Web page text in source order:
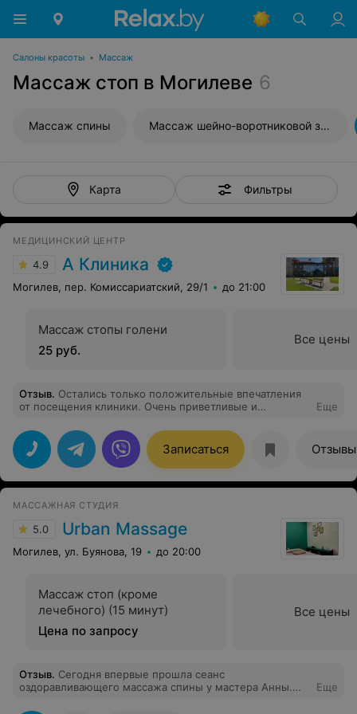
Салоны красоты • Массаж
Массаж стоп в Могилеве 6
Массаж спины Массаж шейно-воротниковой зоны
Карта Фильтры
МЕДИЦИНСКИЙ ЦЕНТР
4.9 А Клиника
Могилев, пер. Комиссариатский, 29/1 до 21:00
Массаж стопы голени
25 руб.
Все цены
Отзыв. Остались только положительные впечатления
от посещения клиники. Очень приветливые и
спасибо), квалифицированные врачи, любезный
персонал. Атмосфера как в Европе, аккуратно, все со
вкусом. Нет очередей, все по времени. Желаю
дальнейшего процветания клинике, вы молодцы.
Еще
Записаться Отзывы
МАССАЖНАЯ СТУДИЯ
5.0 Urban Massage
Могилев, ул. Буянова, 19 до 20:00
Массаж стоп (кроме
лечебного) (15 минут)
Цена по запросу
Все цены
Отзыв. Сегодня впервые прошла сеанс
оздоравливающего массажа спины у мастера Анны.
Еще